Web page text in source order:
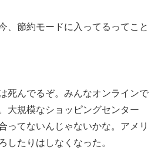
、節約モードに入ってるってこと
死んでるぞ。みんなオンラインで
大規模なショッピングセンター
ってないんじゃないかな。アメリ
したりはしなくなった。